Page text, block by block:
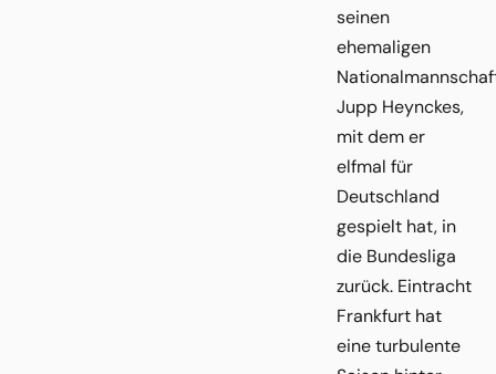
seinen
ehemaligen
Jupp Heynckes,
mit dem er
elfmal für
Deutschland
gespielt hat, in
die Bundesliga
zurück. Eintracht
Frankfurt hat
eine turbulente